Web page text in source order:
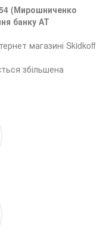
(Мирошниченко
банку АТ
магазині Skidkoff
збільшена